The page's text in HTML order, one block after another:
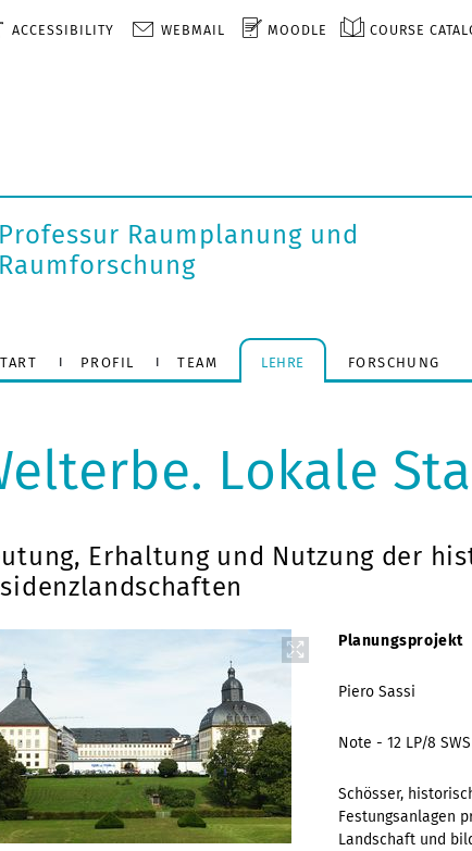
ACCESSIBILITY WEBMAIL MOODLE COURSE
Professur Raumplanung und
Raumforschung
PROFIL TEAM LEHRE FORSCHUNG
Lokale
Erhaltung und Nutzung der
Planungsprojekt
Piero Sassi
Note - 12 LP/8 SWS
Schösser,
Festungsanlagen
Landschaft und